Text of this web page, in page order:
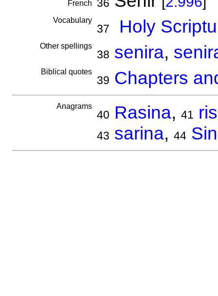
French 36
Vocabulary
37 Holy
Other spellings
38 senira,
Biblical quotes
39 Chapters
Anagrams
40 Rasina, 41
43 sarina, 44